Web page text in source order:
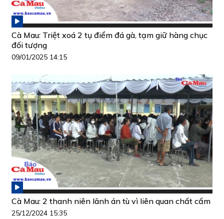
Cà Mau: Triệt xoá 2 tụ điểm đá gà, tạm giữ hàng chục
đối tượng
09/01/2025 14:15
Cà Mau: 2 thanh niên lãnh án tù vì liên quan chất cấm
25/12/2024 15:35